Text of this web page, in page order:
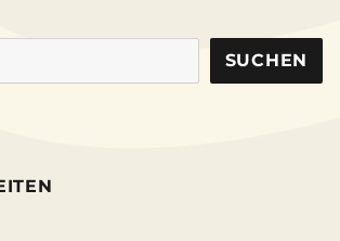
SUCHEN